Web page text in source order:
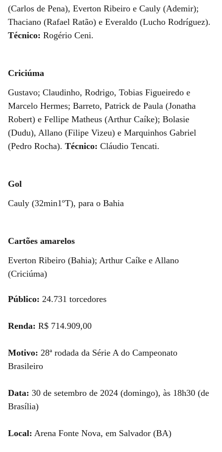
(Carlos de Pena), Everton Ribeiro e Cauly (Ademir);
Thaciano (Rafael Ratão) e Everaldo (Lucho Rodríguez).
Técnico: Rogério Ceni.
Criciúma
Gustavo; Claudinho, Rodrigo, Tobias Figueiredo e
Marcelo Hermes; Barreto, Patrick de Paula (Jonatha
Robert) e Fellipe Matheus (Arthur Caíke); Bolasie
(Dudu), Allano (Filipe Vizeu) e Marquinhos Gabriel
(Pedro Rocha). Técnico: Cláudio Tencati.
Gol
Cauly (32min1ºT), para o Bahia
Cartões amarelos
Everton Ribeiro (Bahia); Arthur Caíke e Allano
(Criciúma)
Público: 24.731 torcedores
Renda: R$ 714.909,00
Motivo: 28ª rodada da Série A do Campeonato
Brasileiro
Data: 30 de setembro de 2024 (domingo), às 18h30 (de
Brasília)
Local: Arena Fonte Nova, em Salvador (BA)